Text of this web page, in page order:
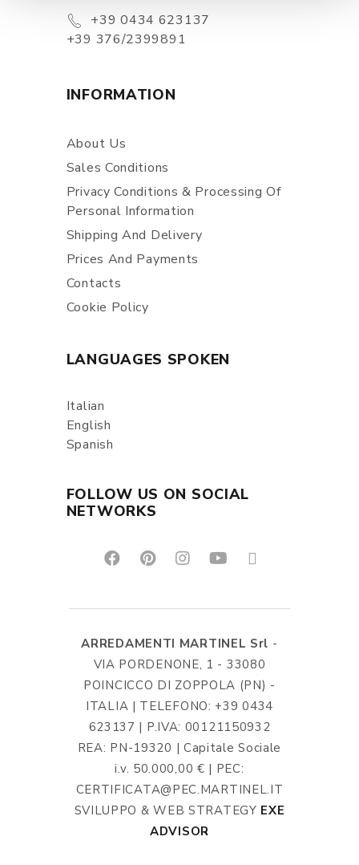
+39 0434 623137
+39 376/2399891
INFORMATION
About Us
Sales Conditions
Privacy Conditions & Processing Of
Personal Information
Shipping And Delivery
Prices And Payments
Contacts
Cookie Policy
LANGUAGES SPOKEN
Italian
English
Spanish
FOLLOW US ON SOCIAL
NETWORKS
ARREDAMENTI MARTINEL Srl -
VIA PORDENONE, 1 - 33080
POINCICCO DI ZOPPOLA (PN) -
ITALIA | TELEFONO: +39 0434
623137 | P.IVA: 00121150932
REA: PN-19320 | Capitale Sociale
i.v. 50.000,00 € | PEC:
CERTIFICATA@PEC.MARTINEL.IT
SVILUPPO & WEB STRATEGY EXE
ADVISOR